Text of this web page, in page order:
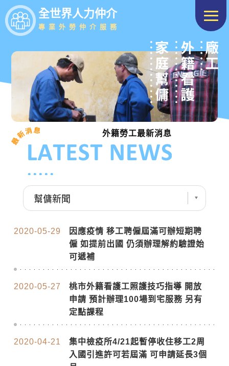
全世界人力仲介
專業外勞仲介服務
外籍勞工最新消息
2020-05-29
因應疫情 移工聘僱屆滿可辦短期聘
僱 如提前出國 仍須辦理解約驗證始
可遞補
2020-05-27
桃市外籍看護工照護技巧指導 開放
申請 預計辦理100場到宅服務 另有
定點課程
2020-04-21
集中檢疫所4/21起暫停收住移工2周
入國引進許可若屆滿 可申請延長3個